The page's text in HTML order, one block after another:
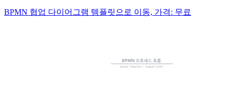
BPMN 협업 다이어그램 템플릿으로 이동, 가격: 무료